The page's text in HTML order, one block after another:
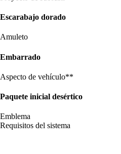
Escarabajo dorado
Amuleto
Embarrado
Aspecto de vehículo**
Paquete inicial desértico
Emblema
Requisitos del sistema